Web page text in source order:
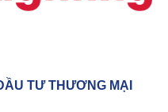
TƯ THƯƠNG MẠI